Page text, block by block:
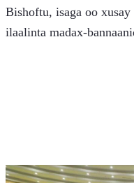
Bishoftu, isaga oo
ilaalinta madax-